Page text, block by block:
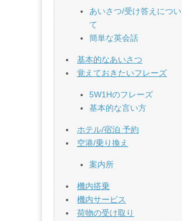
あいさつ/受け答えについ
て
簡単な英会話
基本的なあいさつ
覚えておきたいフレーズ
5W1Hのフレーズ
基本的な言い方
ホテル/宿泊 予約
空港/乗り換え
案内所
機内搭乗
機内サービス
荷物の受け取り